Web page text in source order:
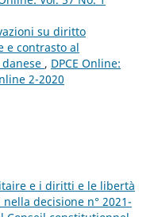
su diritto
e contrasto al
, DPCE Online:
2-2020
e i diritti e le libertà
decisione n° 2021-